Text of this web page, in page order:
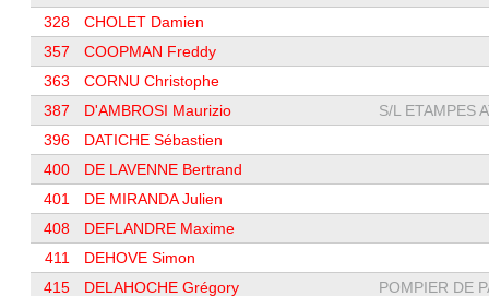
328
CHOLET Damien
357
COOPMAN Freddy
363
CORNU Christophe
387
D'AMBROSI Maurizio
S/L ETAMPES
396
DATICHE Sébastien
400
DE LAVENNE Bertrand
401
DE MIRANDA Julien
408
DEFLANDRE Maxime
411
DEHOVE Simon
415
DELAHOCHE Grégory
POMPIER DE